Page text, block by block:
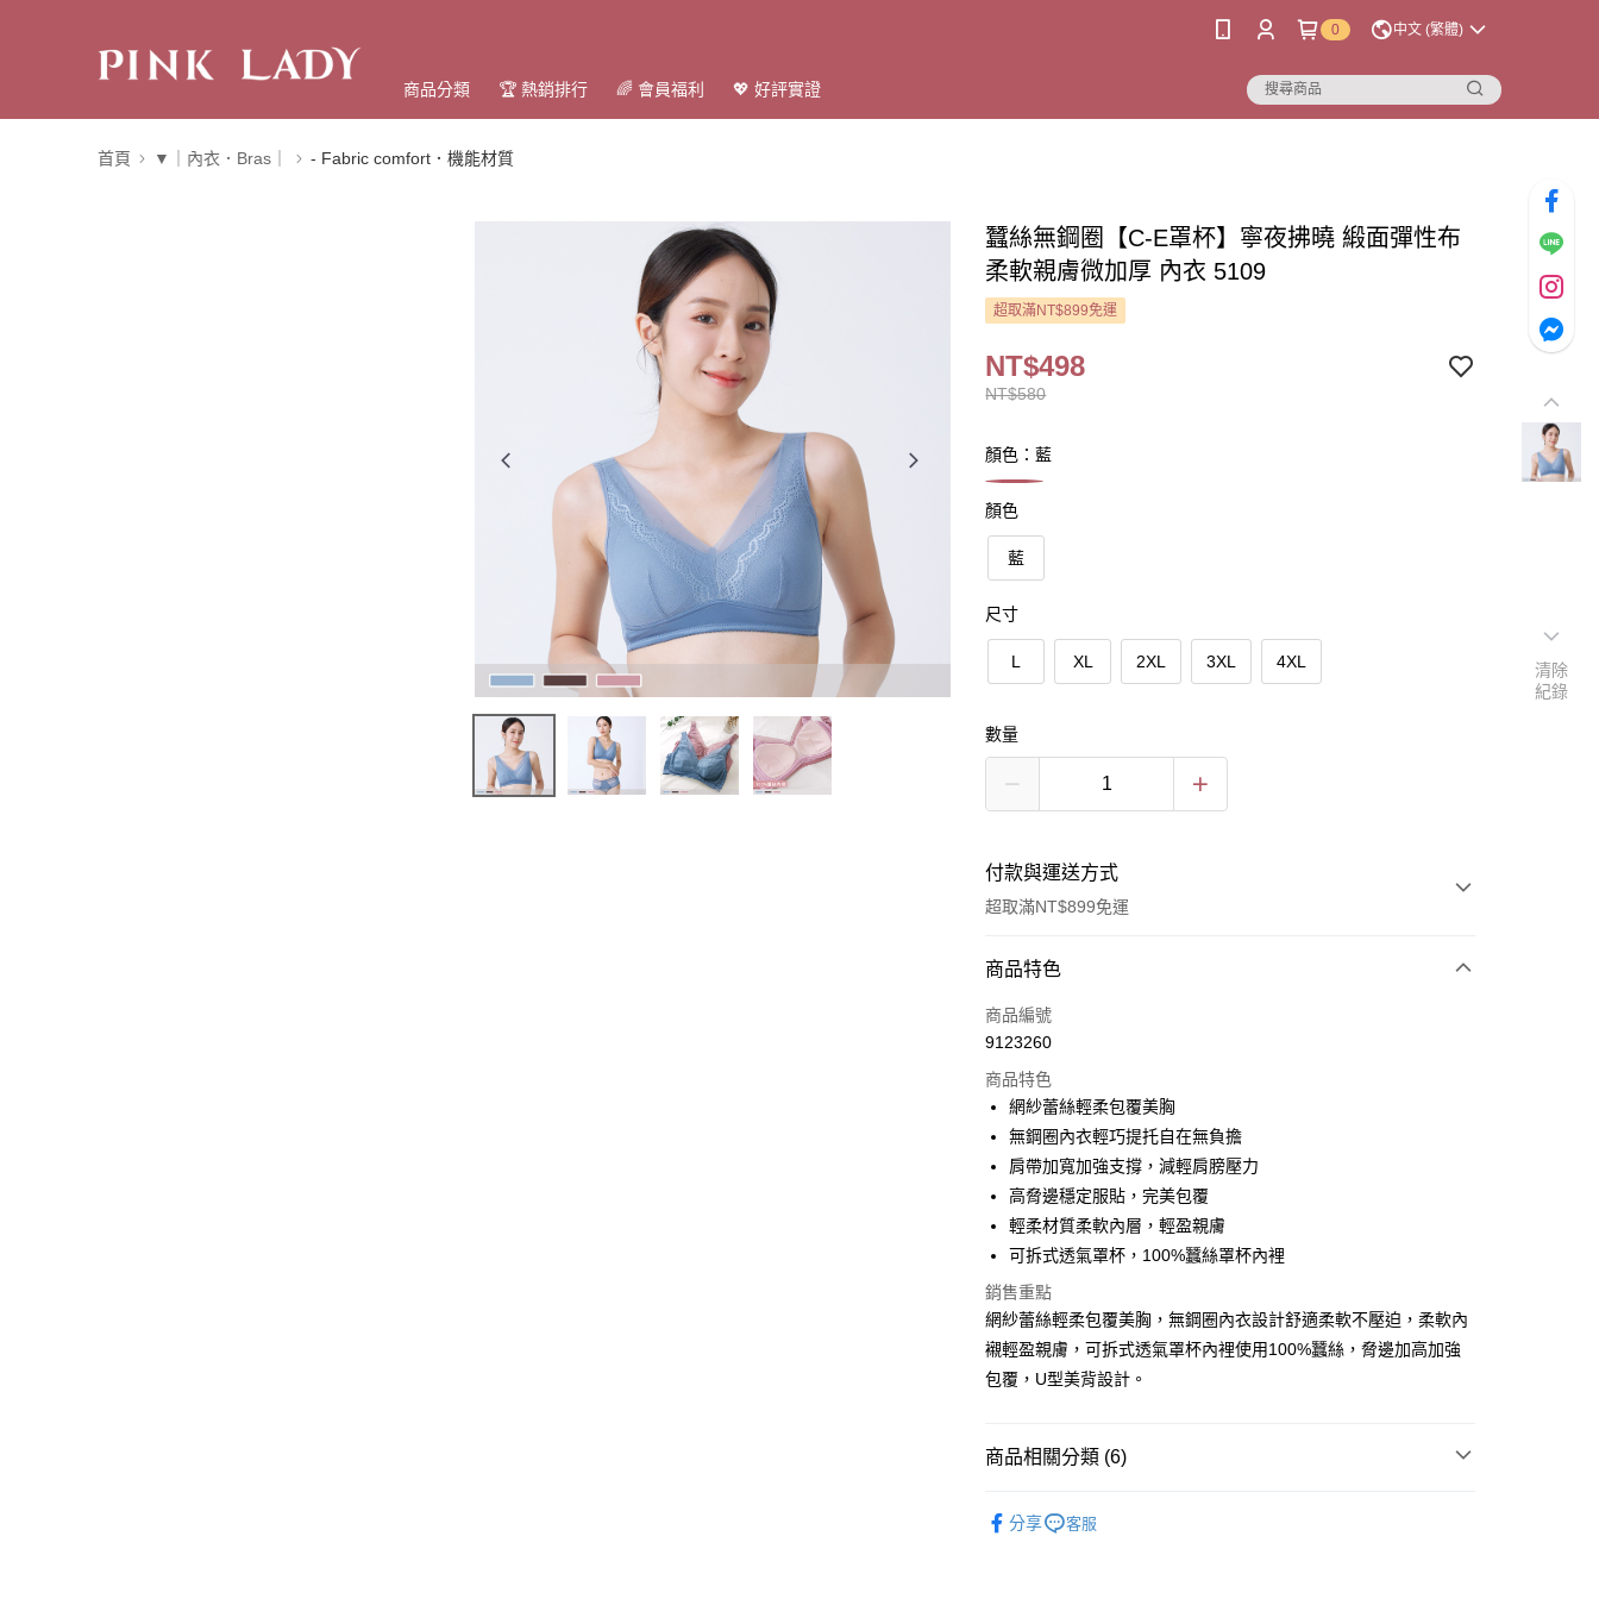
0 中文 (繁體)
商品分類 🏆 熱銷排行 🌈 會員福利 💖 好評實證
首頁 ▼｜內衣．Bras｜ - Fabric comfort．機能材質
蠶絲無鋼圈【C-E罩杯】寧夜拂曉 緞面彈性布
柔軟親膚微加厚 內衣 5109
超取滿NT$899免運
NT$580
NT$498
顏色：藍
顏色
藍
尺寸
L XL 2XL 3XL 4XL
數量
付款與運送方式
超取滿NT$899免運
付款方式
信用卡一次付款
LINE Pay
Apple Pay
街口支付
悠遊付
相關說明
【關於「AFTEE先享後付」】
AFTEE先享後付是「在收到商品之後才付款」的支付方式。 讓您購物簡單
便利好安心！
１．簡單：不需註冊會員、不需綁卡、不需儲值。
付」結帳頁面，進行簡訊認證並確認金額後，即可完成結帳。
ATM付款
全家付款取貨
商品特色
商品編號
9123260
商品特色
網紗蕾絲輕柔包覆美胸
無鋼圈內衣輕巧提托自在無負擔
肩帶加寬加強支撐，減輕肩膀壓力
高脅邊穩定服貼，完美包覆
輕柔材質柔軟內層，輕盈親膚
可拆式透氣罩杯，100%蠶絲罩杯內裡
銷售重點
網紗蕾絲輕柔包覆美胸，無鋼圈內衣設計舒適柔軟不壓迫，柔軟內
襯輕盈親膚，可拆式透氣罩杯內裡使用100%蠶絲，脅邊加高加強
包覆，U型美背設計。
商品相關分類 (6)
分享 客服
清除
紀錄